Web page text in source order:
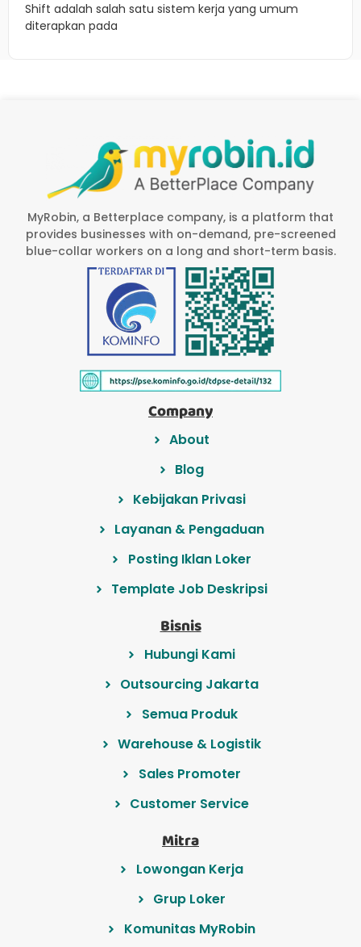
Shift adalah salah satu sistem kerja yang umum
diterapkan pada
MyRobin, a Betterplace company, is a platform that
provides businesses with on-demand, pre-screened
blue-collar workers on a long and short-term basis.
Company
About
Blog
Kebijakan Privasi
Layanan & Pengaduan
Posting Iklan Loker
Template Job Deskripsi
Bisnis
Hubungi Kami
Outsourcing Jakarta
Semua Produk
Warehouse & Logistik
Sales Promoter
Customer Service
Mitra
Lowongan Kerja
Grup Loker
Komunitas MyRobin